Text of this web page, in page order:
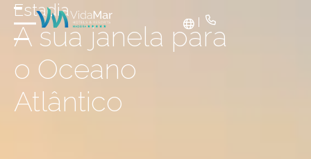
Estadia
A sua janela para
o Oceano
Atlântico